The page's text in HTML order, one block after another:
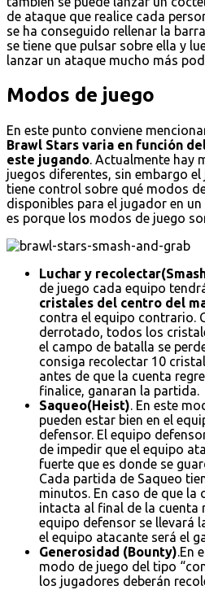
de ataque que realice cada
se ha conseguido rellenar la
se tiene que pulsar sobre ella y
lanzar un ataque mucho más
Modos de juego
En este punto conviene
Brawl Stars varia en función
este jugando. Actualmente hay
juegos diferentes, sin embargo
tiene control sobre qué modos
disponibles para el jugador en
es porque los modos de juego
Luchar y
de juego cada equipo
cristales del centro del
contra el equipo contrario.
derrotado, todos los
el campo de batalla se
consiga recolectar 10
antes de que la cuenta
finalice, ganaran la partida.
Saqueo(Heist). En este
pueden estar bien en el
defensor. El equipo
de impedir que el equipo
fuerte que es donde se
Cada partida de Saqueo
minutos. En caso de que la
intacta al final de la cuenta
equipo defensor se llevará
el equipo atacante será el
Generosidad (Bounty).En
modo de juego del tipo
los jugadores deberán